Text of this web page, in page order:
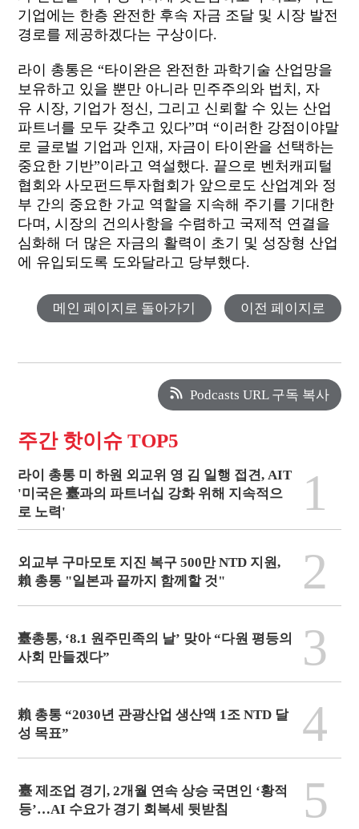
기업에는 한층 완전한 후속 자금 조달 및 시장 발전
경로를 제공하겠다는 구상이다.
라이 총통은 “타이완은 완전한 과학기술 산업망을
보유하고 있을 뿐만 아니라 민주주의와 법치, 자
유 시장, 기업가 정신, 그리고 신뢰할 수 있는 산업
파트너를 모두 갖추고 있다”며 “이러한 강점이야말
로 글로벌 기업과 인재, 자금이 타이완을 선택하는
중요한 기반”이라고 역설했다. 끝으로 벤처캐피털
협회와 사모펀드투자협회가 앞으로도 산업계와 정
부 간의 중요한 가교 역할을 지속해 주기를 기대한
다며, 시장의 건의사항을 수렴하고 국제적 연결을
심화해 더 많은 자금의 활력이 초기 및 성장형 산업
에 유입되도록 도와달라고 당부했다.
메인 페이지로 돌아가기 이전 페이지로
Podcasts URL 구독 복사
주간 핫이슈 TOP5
라이 총통 미 하원 외교위 영 김 일행 접견, AIT
'미국은 臺과의 파트너십 강화 위해 지속적으
로 노력'
1
외교부 구마모토 지진 복구 500만 NTD 지원,
賴 총통 "일본과 끝까지 함께할 것"
2
臺총통, ‘8.1 원주민족의 날’ 맞아 “다원 평등의
사회 만들겠다”
3
賴 총통 “2030년 관광산업 생산액 1조 NTD 달
성 목표”
4
臺 제조업 경기, 2개월 연속 상승 국면인 ‘황적
등’…AI 수요가 경기 회복세 뒷받침
5